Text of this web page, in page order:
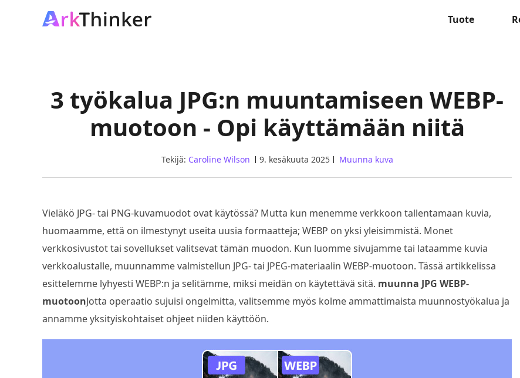
Tuote
3 työkalua JPG:n muuntamiseen WEBP-
muotoon - Opi käyttämään niitä
Tekijä: Caroline Wilson 9. kesäkuuta 2025 Muunna kuva
Vieläkö JPG- tai PNG-kuvamuodot ovat käytössä? Mutta kun menemme verkkoon tallentamaan kuvia,
huomaamme, että on ilmestynyt useita uusia formaatteja; WEBP on yksi yleisimmistä. Monet
verkkosivustot tai sovellukset valitsevat tämän muodon. Kun luomme sivujamme tai lataamme kuvia
verkkoalustalle, muunnamme valmistellun JPG- tai JPEG-materiaalin WEBP-muotoon. Tässä artikkelissa
esittelemme lyhyesti WEBP:n ja selitämme, miksi meidän on käytettävä sitä. muunna JPG WEBP-
muotoonJotta operaatio sujuisi ongelmitta, valitsemme myös kolme ammattimaista muunnostyökalua ja
annamme yksityiskohtaiset ohjeet niiden käyttöön.